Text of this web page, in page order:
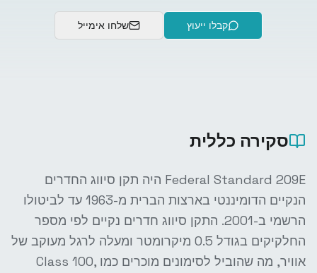
קבלו ייעוץ שלחו אימייל
סקירה כללית
Federal Standard 209E היה תקן סיווג החדרים
הנקיים הדומיננטי בארצות הברית מ-1963 עד לביטולו
הרשמי ב-2001. התקן סיווג חדרים נקיים לפי מספר
החלקיקים בגודל 0.5 מיקרומטר ומעלה לרגל מעוקב של
אוויר, מה שהוביל לסימונים מוכרים כמו Class 100,